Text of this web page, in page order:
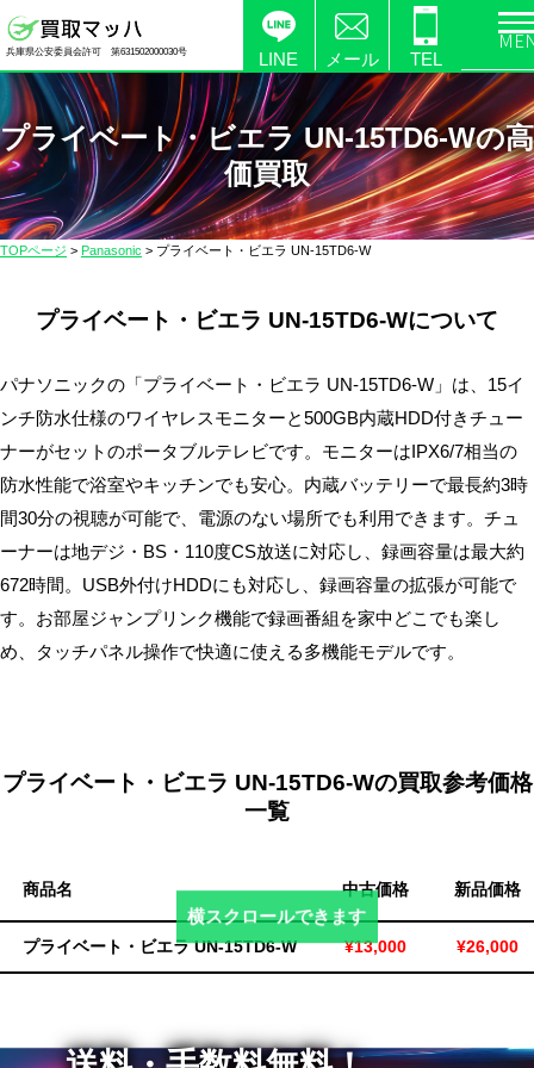
製
品
の
高
価
買
ら
取
マ
ッ
ハ】
料
無
料・
ス
ピ
込！
兵庫県公安委員会許可 第631502000030号 LINE メール TEL
プライベート・ビエラ UN-15TD6-Wの高
価買取
TOPページ > Panasonic > プライベート・ビエラ UN-15TD6-W
プライベート・ビエラ UN-15TD6-Wについて
パナソニックの「プライベート・ビエラ UN-15TD6-W」は、15イ
ンチ防水仕様のワイヤレスモニターと500GB内蔵HDD付きチュー
ナーがセットのポータブルテレビです。モニターはIPX6/7相当の
防水性能で浴室やキッチンでも安心。内蔵バッテリーで最長約3時
間30分の視聴が可能で、電源のない場所でも利用できます。チュ
ーナーは地デジ・BS・110度CS放送に対応し、録画容量は最大約
672時間。USB外付けHDDにも対応し、録画容量の拡張が可能で
す。お部屋ジャンプリンク機能で録画番組を家中どこでも楽し
め、タッチパネル操作で快適に使える多機能モデルです。
プライベート・ビエラ UN-15TD6-Wの買取参考価格
一覧
商品名 中古価格 新品価格
プライベート・ビエラ UN-15TD6-W ¥13,000 ¥26,000
横スクロールできます